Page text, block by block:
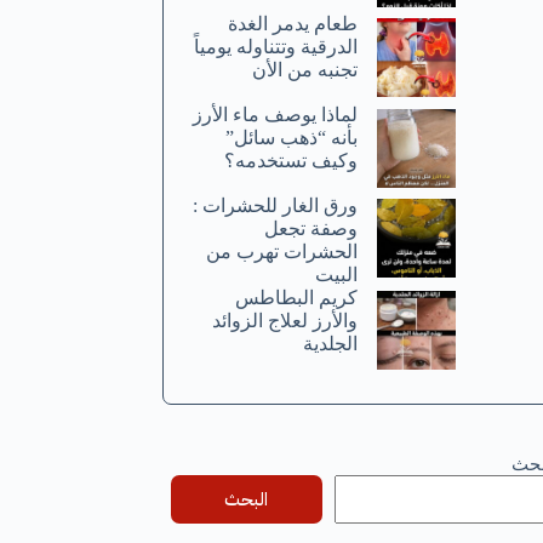
طعام يدمر الغدة
الدرقية وتتناوله يومياً
تجنبه من الأن
لماذا يوصف ماء الأرز
بأنه “ذهب سائل”
وكيف تستخدمه؟
ورق الغار للحشرات :
وصفة تجعل
الحشرات تهرب من
البيت
كريم البطاطس
والأرز لعلاج الزوائد
الجلدية
البحث